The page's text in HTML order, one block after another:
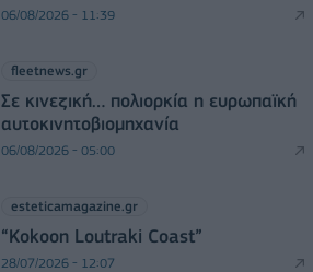
06/08/2026 - 11:39
fleetnews.gr
Σε κινεζική… πολιορκία η ευρωπαϊκή
αυτοκινητοβιομηχανία
06/08/2026 - 05:00
esteticamagazine.gr
“Kokoon Loutraki Coast”
28/07/2026 - 12:07